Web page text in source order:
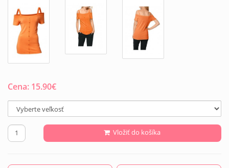
Cena: 15.90€
Vložiť do košíka